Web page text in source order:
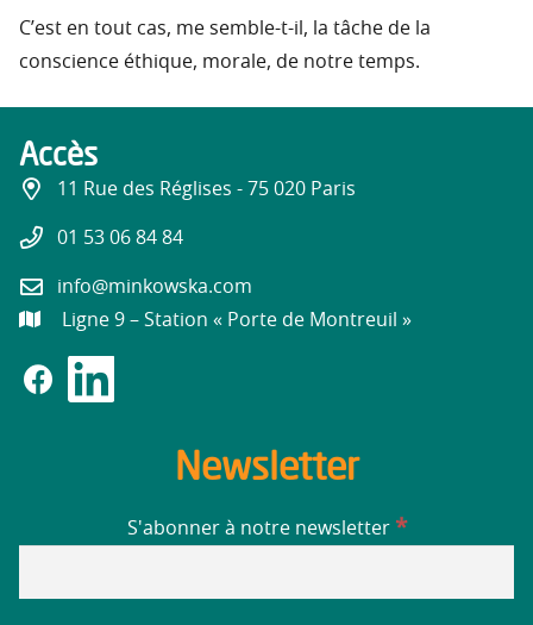
C’est en tout cas, me semble-t-il, la tâche de la
conscience éthique, morale, de notre temps.
Accès
11 Rue des Réglises - 75 020 Paris
01 53 06 84 84
info@minkowska.com
Ligne 9 – Station « Porte de Montreuil »
Newsletter
S'abonner à notre newsletter *